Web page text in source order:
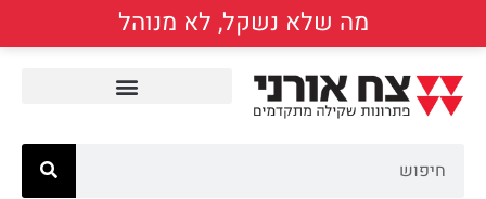
מה שלא נשקל, לא מנוהל